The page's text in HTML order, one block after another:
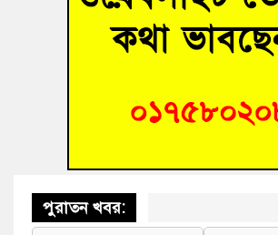
“স্পেশাল ট্রাইব্যুনালে জুলাই গণহত্যার বিচার
ভাষা সৈনিক অজিত গুহ মহাবিদ্যালয়ে জুলাই
আলোচনা সভা ও পুরস্কার বিতরণ
পুরাতন খবর: